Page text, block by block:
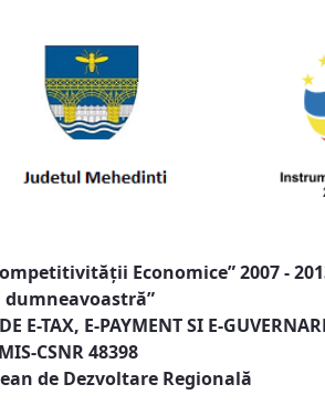
Economice” 2007 -
E-TAX, E-PAYMENT SI E-
CSNR 48398
de Dezvoltare Regională